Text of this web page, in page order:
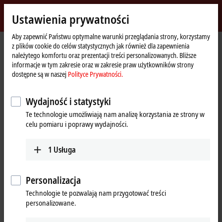
Beckhoff
-
New
Automation
Technology
Strona
główna
Przedsiębiorstwo
Nowości
Tutorial: Change of licensing basis (device change)
Kliknięcie przycisku „Akceptuj” spowoduje wyświetlenie filmu i
dostosowanie ustawień sfery prywatnej, podczas tych czynności
nastąpi załadowanie zewnętrznych treści Vimeo. Zapoznaj się z
Ustawienia prywatności
Aby zapewnić Państwu optymalne warunki przeglądania strony, korzystamy
z plików cookie do celów statystycznych jak również dla zapewnienia
należytego komfortu oraz prezentacji treści personalizowanych. Bliższe
informacje w tym zakresie oraz w zakresie praw użytkowników strony
dostępne są w naszej Polityce Prywatności.
Wydajność i statystyki
Te technologie umożliwiają nam analizę korzystania ze strony w
celu pomiaru i poprawy wydajności.
1 Usługa
Personalizacja
Technologie te pozwalają nam przygotować treści
personalizowane.